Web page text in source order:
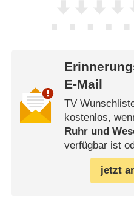
E-Mail
TV
kostenlos,
Ruhr und
verfügbar ist
jetzt